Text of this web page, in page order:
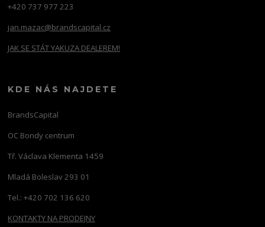
+420 737 977 223
jan.mazac@brandscapital.cz
JAK SE STÁT YAKUZA DEALEREM!
KDE NÁS NAJDETE
BrandsCapital
OC Bondy centrum
Tř. Václava Klementa 1459
Mladá Boleslav 293 01
Tel.: +420 702 136 620
KONTAKTY NA PRODEJNY